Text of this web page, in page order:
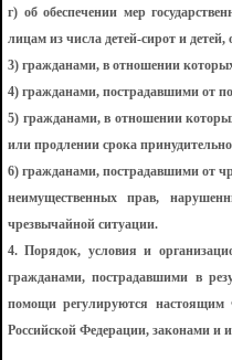
г) об обеспечении мер
лицам из числа детей-сирот и
3) гражданами, в отношении
4) гражданами, пострадавшими от
5) гражданами, в отношении
или продлении срока
6) гражданами, пострадавшими от
неимущественных прав,
чрезвычайной ситуации.
4. Порядок, условия и
гражданами, пострадавшими в
помощи регулируются
Российской Федерации, законами